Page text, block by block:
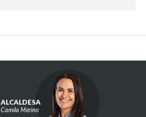
ALCALDESA
Camila Merino